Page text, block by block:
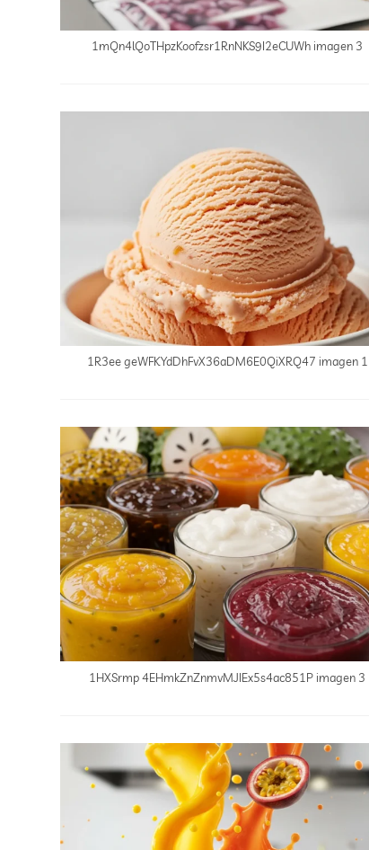
1mQn4lQoTHpzKoofzsr1RnNKS9I2eCUWh imagen 3
1R3ee geWFKYdDhFvX36aDM6E0QiXRQ47 imagen 1
1HXSrmp 4EHmkZnZnmvMJIEx5s4ac851P imagen 3